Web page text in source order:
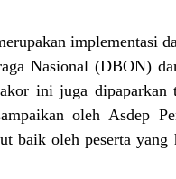
implementasi
Nasional (DBON)
ini juga
oleh Asdep
baik oleh peserta yang